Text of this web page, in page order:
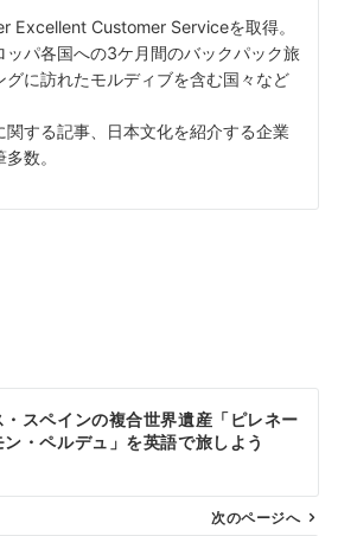
Excellent Customer Serviceを取得。
ッパ各国への3ケ月間のバックパック旅
グに訪れたモルディブを含む国々など
関する記事、日本文化を紹介する企業
数。
・スペインの複合世界遺産「ピレネー
ン・ペルデュ」を英語で旅しよう
次のページへ